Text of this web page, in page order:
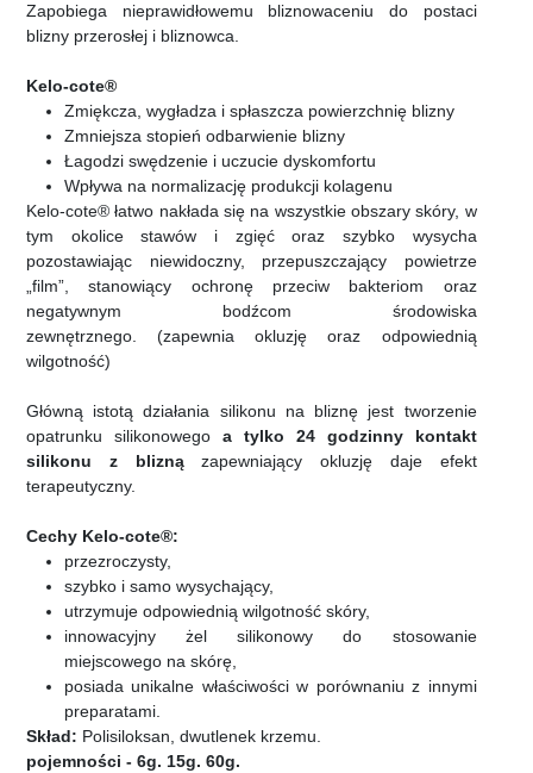
Zapobiega nieprawidłowemu bliznowaceniu do postaci
blizny przerosłej i bliznowca.
Kelo-cote®
Zmiękcza, wygładza i spłaszcza powierzchnię blizny
Zmniejsza stopień odbarwienie blizny
Łagodzi swędzenie i uczucie dyskomfortu
Wpływa na normalizację produkcji kolagenu
Kelo-cote® łatwo nakłada się na wszystkie obszary skóry, w
tym okolice stawów i zgięć oraz szybko wysycha
pozostawiając niewidoczny, przepuszczający powietrze
„film”, stanowiący ochronę przeciw bakteriom oraz
negatywnym bodźcom środowiska
zewnętrznego. (zapewnia okluzję oraz odpowiednią
wilgotność)
Główną istotą działania silikonu na bliznę jest tworzenie
opatrunku silikonowego a tylko 24 godzinny kontakt
silikonu z bliznązapewniający okluzję daje efekt
terapeutyczny.
Cechy Kelo-cote®:
przezroczysty,
szybko i samo wysychający,
utrzymuje odpowiednią wilgotność skóry,
innowacyjny żel silikonowy do stosowanie
miejscowego na skórę,
posiada unikalne właściwości w porównaniu z innymi
preparatami.
Skład: Polisiloksan, dwutlenek krzemu.
pojemności - 6g. 15g. 60g.